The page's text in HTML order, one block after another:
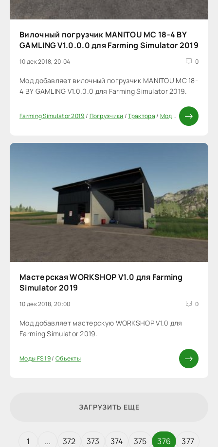
Вилочный погрузчик MANITOU MC 18-4 BY
GAMLING V1.0.0.0 для Farming Simulator 2019
10 дек 2018, 20:04 0
Мод добавляет вилочный погрузчик MANITOU MC 18-
4 BY GAMLING V1.0.0.0 для Farming Simulator 2019.
Farming Simulator 2019/ Погрузчики /Трактора/ Моды FS 19
Мастерская WORKSHOP V1.0 для Farming
Simulator 2019
10 дек 2018, 20:00 0
Мод добавляет мастерскую WORKSHOP V1.0 для
Farming Simulator 2019.
Моды FS 19/ Объекты
ЗАГРУЗИТЬ ЕЩЕ
1 ... 372 373 374 375 376
377